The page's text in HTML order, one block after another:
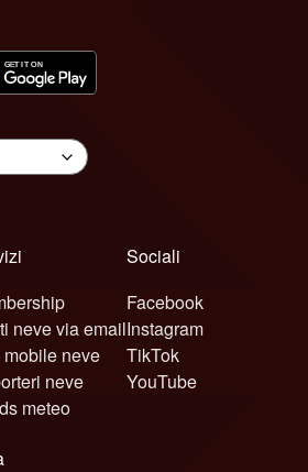
neve via email
neve
neve
meteo
Sociali
Facebook
Instagram
TikTok
YouTube